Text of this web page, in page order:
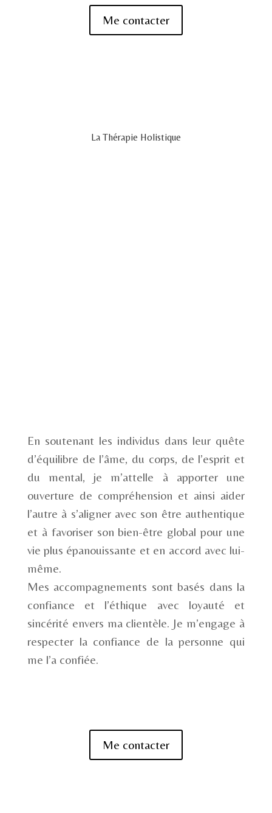
Me contacter
La Thérapie Holistique
En soutenant les individus dans leur quête
d’équilibre de l’âme, du corps, de l’esprit et
du mental, je m’attelle à apporter une
ouverture de compréhension et ainsi aider
l’autre à s’aligner avec son être authentique
et à favoriser son bien-être global pour une
vie plus épanouissante et en accord avec lui-
même.
Mes accompagnements sont basés dans la
confiance et l’éthique avec loyauté et
sincérité envers ma clientèle. Je m’engage à
respecter la confiance de la personne qui
me l’a confiée.
Me contacter